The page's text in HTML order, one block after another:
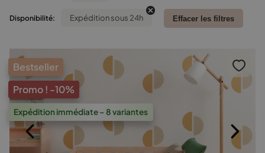
Disponibilité: Expédition sous 24h Effacer les filtres
Bestseller
Promo ! -10%
Expédition immédiate – 8 variantes